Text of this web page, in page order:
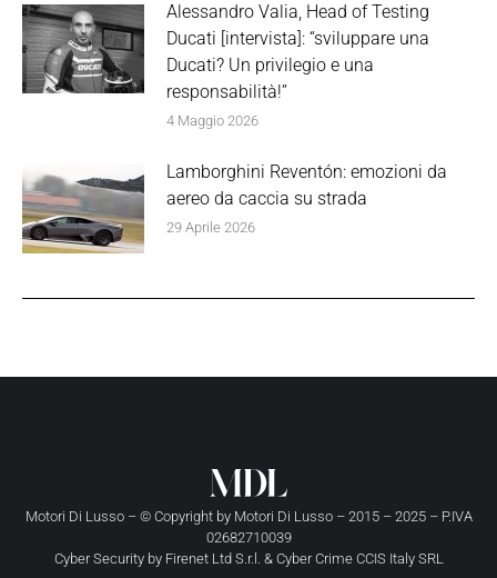
Alessandro Valia, Head of Testing
Ducati [intervista]: “sviluppare una
Ducati? Un privilegio e una
responsabilità!”
4 Maggio 2026
Lamborghini Reventón: emozioni da
aereo da caccia su strada
29 Aprile 2026
Motori Di Lusso – © Copyright by Motori Di Lusso– 2015 – 2025 – P.IVA
02682710039
Cyber Security by Firenet Ltd S.r.l. & Cyber Crime CCIS Italy SRL